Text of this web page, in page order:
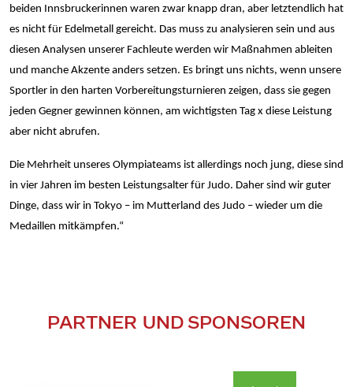
beiden Innsbruckerinnen waren zwar knapp dran, aber letztendlich hat
es nicht für Edelmetall gereicht. Das muss zu analysieren sein und aus
diesen Analysen unserer Fachleute werden wir Maßnahmen ableiten
und manche Akzente anders setzen. Es bringt uns nichts, wenn unsere
Sportler in den harten Vorbereitungsturnieren zeigen, dass sie gegen
jeden Gegner gewinnen können, am wichtigsten Tag x diese Leistung
aber nicht abrufen.
Die Mehrheit unseres Olympiateams ist allerdings noch jung, diese sind
in vier Jahren im besten Leistungsalter für Judo. Daher sind wir guter
Dinge, dass wir in Tokyo – im Mutterland des Judo – wieder um die
Medaillen mitkämpfen.“
PARTNER UND SPONSOREN